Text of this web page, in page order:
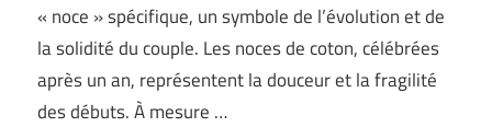
« noce » spécifique, un symbole de l’évolution et de
la solidité du couple. Les noces de coton, célébrées
après un an, représentent la douceur et la fragilité
des débuts. À mesure …